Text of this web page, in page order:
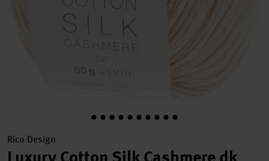
Rico Design